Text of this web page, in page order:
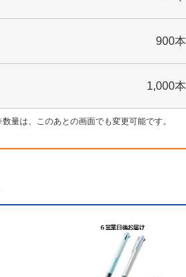
900本
1,000本
数量は、このあとの画面でも変更可能です。